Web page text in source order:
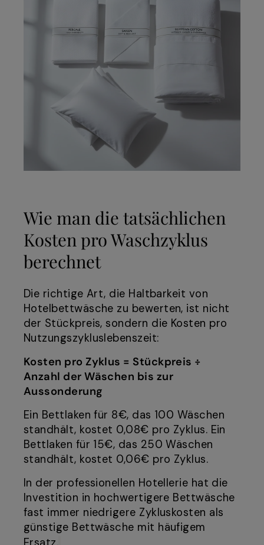
Wie man die tatsächlichen
Kosten pro Waschzyklus
berechnet
Die richtige Art, die Haltbarkeit von
Hotelbettwäsche zu bewerten, ist nicht
der Stückpreis, sondern die Kosten pro
Nutzungszykluslebenszeit:
Kosten pro Zyklus = Stückpreis ÷
Anzahl der Wäschen bis zur
Aussonderung
Ein Bettlaken für 8€, das 100 Wäschen
standhält, kostet 0,08€ pro Zyklus. Ein
Bettlaken für 15€, das 250 Wäschen
standhält, kostet 0,06€ pro Zyklus.
In der professionellen Hotellerie hat die
Investition in hochwertigere Bettwäsche
fast immer niedrigere Zykluskosten als
günstige Bettwäsche mit häufigem